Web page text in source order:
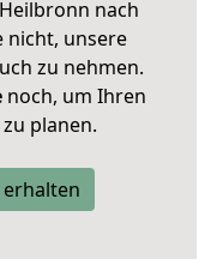
nach
nicht, unsere
zu nehmen.
noch, um Ihren
zu planen.